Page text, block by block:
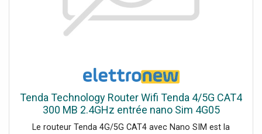
Tenda Technology Router Wifi Tenda 4/5G CAT4
300 MB 2.4GHz entrée nano Sim 4G05
Le routeur Tenda 4G/5G CAT4 avec Nano SIM est la